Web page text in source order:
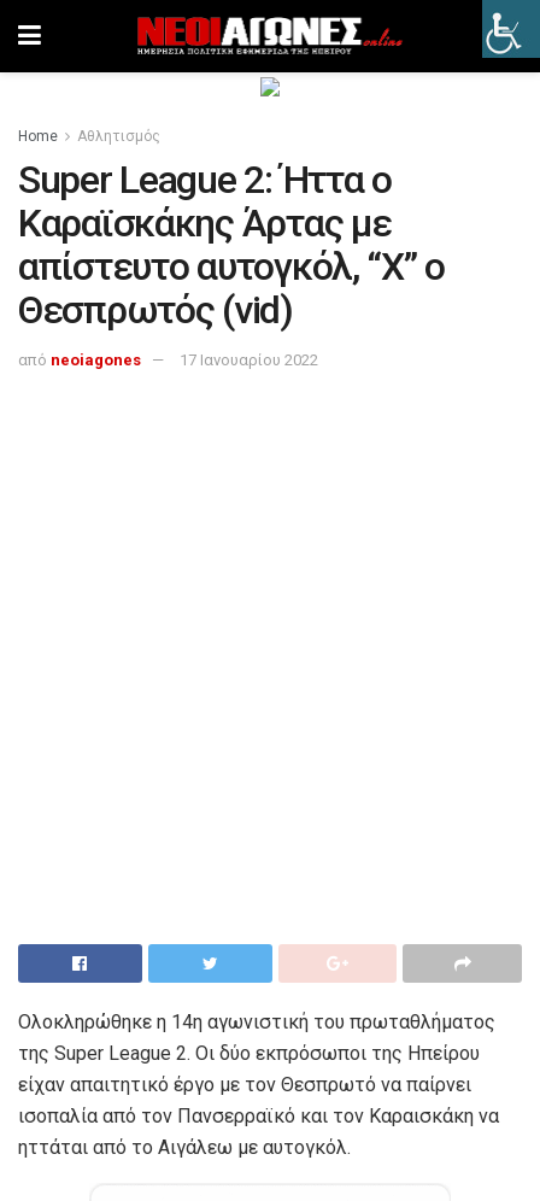
Home Αθλητισμός
Super League 2: Ήττα ο
Καραϊσκάκης Άρτας με
απίστευτο αυτογκόλ, “Χ” ο
Θεσπρωτός (vid)
από neoiagones 17 Ιανουαρίου 2022
Ολοκληρώθηκε η 14η αγωνιστική του πρωταθλήματος
της Super League 2. Οι δύο εκπρόσωποι της Ηπείρου
είχαν απαιτητικό έργο με τον Θεσπρωτό να παίρνει
ισοπαλία από τον Πανσερραϊκό και τον Καραισκάκη να
ηττάται από το Αιγάλεω με αυτογκόλ.